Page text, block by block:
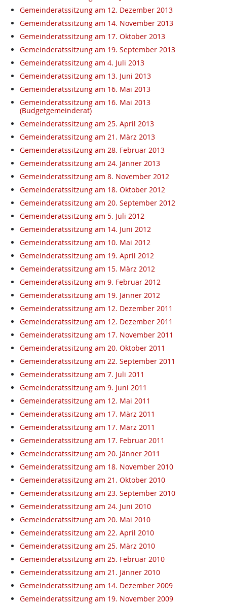
Gemeinderatssitzung am 12. Dezember 2013
Gemeinderatssitzung am 14. November 2013
Gemeinderatssitzung am 17. Oktober 2013
Gemeinderatssitzung am 19. September 2013
Gemeinderatssitzung am 4. Juli 2013
Gemeinderatssitzung am 13. Juni 2013
Gemeinderatssitzung am 16. Mai 2013
Gemeinderatssitzung am 16. Mai 2013
(Budgetgemeinderat)
Gemeinderatssitzung am 25. April 2013
Gemeinderatssitzung am 21. März 2013
Gemeinderatssitzung am 28. Februar 2013
Gemeinderatssitzung am 24. Jänner 2013
Gemeinderatssitzung am 8. November 2012
Gemeinderatssitzung am 18. Oktober 2012
Gemeinderatssitzung am 20. September 2012
Gemeinderatssitzung am 5. Juli 2012
Gemeinderatssitzung am 14. Juni 2012
Gemeinderatssitzung am 10. Mai 2012
Gemeinderatssitzung am 19. April 2012
Gemeinderatssitzung am 15. März 2012
Gemeinderatssitzung am 9. Februar 2012
Gemeinderatssitzung am 19. Jänner 2012
Gemeinderatssitzung am 12. Dezember 2011
Gemeinderatssitzung am 12. Dezember 2011
Gemeinderatssitzung am 17. November 2011
Gemeinderatssitzung am 20. Oktober 2011
Gemeinderatssitzung am 22. September 2011
Gemeinderatssitzung am 7. Juli 2011
Gemeinderatssitzung am 9. Juni 2011
Gemeinderatssitzung am 12. Mai 2011
Gemeinderatssitzung am 17. März 2011
Gemeinderatssitzung am 17. März 2011
Gemeinderatssitzung am 17. Februar 2011
Gemeinderatssitzung am 20. Jänner 2011
Gemeinderatssitzung am 18. November 2010
Gemeinderatssitzung am 21. Oktober 2010
Gemeinderatssitzung am 23. September 2010
Gemeinderatssitzung am 24. Juni 2010
Gemeinderatssitzung am 20. Mai 2010
Gemeinderatssitzung am 22. April 2010
Gemeinderatssitzung am 25. März 2010
Gemeinderatssitzung am 25. Februar 2010
Gemeinderatssitzung am 21. Jänner 2010
Gemeinderatssitzung am 14. Dezember 2009
Gemeinderatssitzung am 19. November 2009